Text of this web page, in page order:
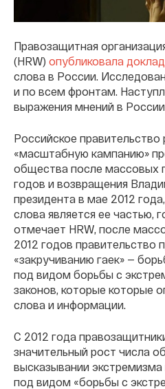
Правозащитная
(HRW) опубликовала доклад
слова в России.
и по всем фронтам.
выражения мнений в
Российское правительство
«масштабную кампанию»
общества после массовых
годов и возвращения
президента в мае 2012
слова является ее частью,
отмечает HRW, после
2012 годов правительство
«закручиванию гаек» —
под видом борьбы с
законов, которые которые
слова и информации.
С 2012 года
значительный рост числа
высказывании
под видом «борьбы с